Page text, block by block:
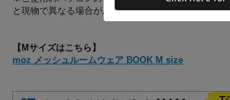
と現物で異なる場合があります。
【Mサイズはこちら】
moz メッシュルームウェア BOOK M size